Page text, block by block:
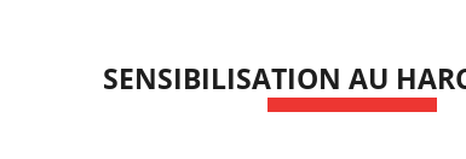
SENSIBILISATION AU